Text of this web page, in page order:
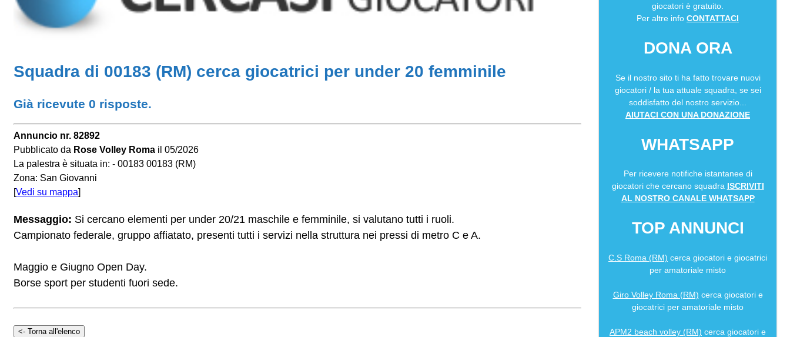
Squadra di 00183 (RM) cerca giocatrici per under 20 femminile
Già ricevute 0 risposte.
Annuncio nr. 82892
Pubblicato da Rose Volley Roma il 05/2026
La palestra è situata in: - 00183 00183 (RM)
Zona: San Giovanni
[Vedi su mappa]
Messaggio: Si cercano elementi per under 20/21 maschile e femminile, si valutano tutti i ruoli.
Campionato federale, gruppo affiatato, presenti tutti i servizi nella struttura nei pressi di metro C e A.
Maggio e Giugno Open Day.
Borse sport per studenti fuori sede.
giocatori è gratuito.
Per altre info CONTATTACI
DONA ORA
Se il nostro sito ti ha fatto trovare nuovi
giocatori / la tua attuale squadra, se sei
soddisfatto del nostro servizio...
AIUTACI CON UNA DONAZIONE
WHATSAPP
Per ricevere notifiche istantanee di
giocatori che cercano squadra ISCRIVITI
AL NOSTRO CANALE WHATSAPP
TOP ANNUNCI
C.S Roma (RM) cerca giocatori e giocatrici
per amatoriale misto
Giro Volley Roma (RM) cerca giocatori e
giocatrici per amatoriale misto
APM2 beach volley (RM) cerca giocatori e